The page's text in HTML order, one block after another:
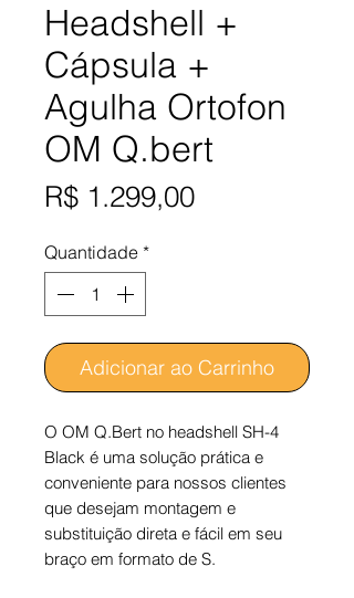
Headshell +
Cápsula +
Agulha Ortofon
OM Q.bert
R$ 1.299,00Preço
Quantidade *
Adicionar ao Carrinho
O OM Q.Bert no headshell SH-4
Black é uma solução prática e
conveniente para nossos clientes
que desejam montagem e
substituição direta e fácil em seu
braço em formato de S.